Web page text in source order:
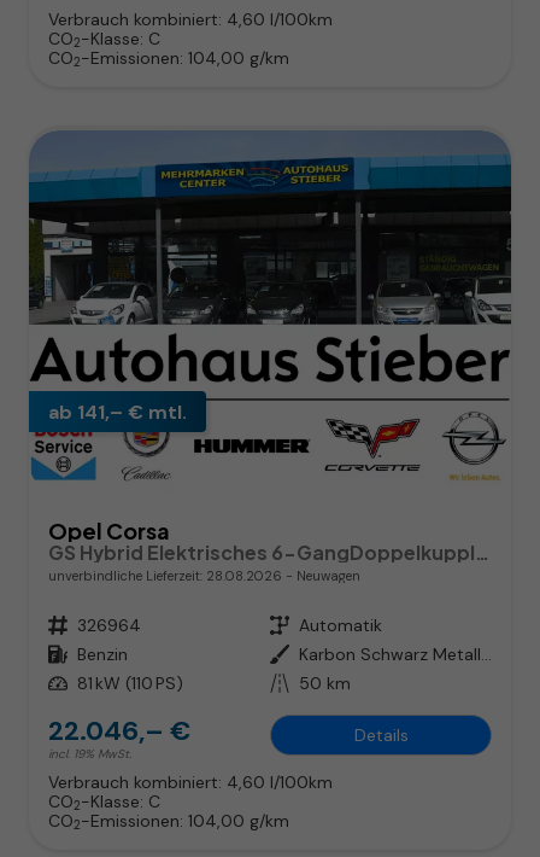
Verbrauch kombiniert: 4,60 l/100km
CO2-Klasse: C
CO2-Emissionen: 104,00 g/km
ab 141,– € mtl.
Opel Corsa
unverbindliche Lieferzeit: 28.08.2026 Neuwagen
Fahrzeugnr. 326964 Getriebe Automatik
Kraftstoff Benzin Außenfarbe
Karbon Schwarz Metallic
Leistung 81 kW (110 PS) Kilometerstand 50 km
22.046,– €
incl. 19% MwSt.
Details
Verbrauch kombiniert: 4,60 l/100km
CO2-Klasse: C
CO2-Emissionen: 104,00 g/km